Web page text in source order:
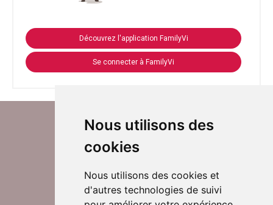
Nous utilisons des
cookies
Nous utilisons des cookies et
d'autres technologies de suivi
Découvrez l'application FamilyVi
Se connecter à FamilyVi
Suivez-nous sur Twitter